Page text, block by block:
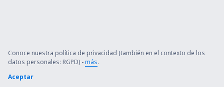
Conoce nuestra política de privacidad (también en el contexto de los
datos personales: RGPD) -más.
Aceptar